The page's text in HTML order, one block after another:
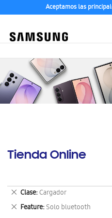
Aceptamos las
Tienda Online
Clase Cargador
Eliminar
este
artículo
Feature Solo bluetooth
Eliminar